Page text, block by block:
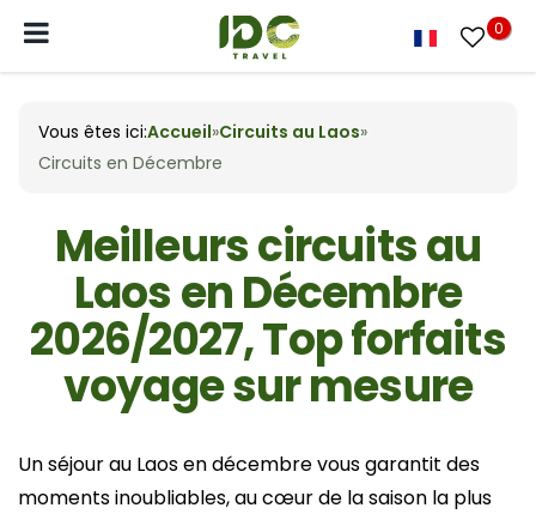
0
Vous êtes ici:Accueil»Circuits au Laos»
Circuits en Décembre
Meilleurs circuits au
Laos en Décembre
2026/2027, Top forfaits
voyage sur mesure
Un séjour au Laos en décembre vous garantit des
moments inoubliables, au cœur de la saison la plus